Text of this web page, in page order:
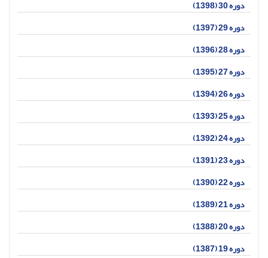
دوره 30 (1398)
دوره 29 (1397)
دوره 28 (1396)
دوره 27 (1395)
دوره 26 (1394)
دوره 25 (1393)
دوره 24 (1392)
دوره 23 (1391)
دوره 22 (1390)
دوره 21 (1389)
دوره 20 (1388)
دوره 19 (1387)